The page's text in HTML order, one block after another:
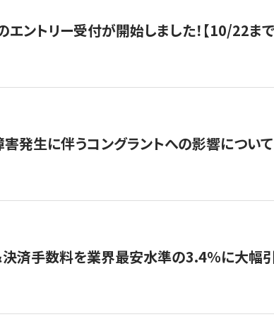
ントリー受付が開始しました！【10/22まで
害発生に伴うコングラントへの影響について
決済手数料を業界最安水準の3.4％に大幅